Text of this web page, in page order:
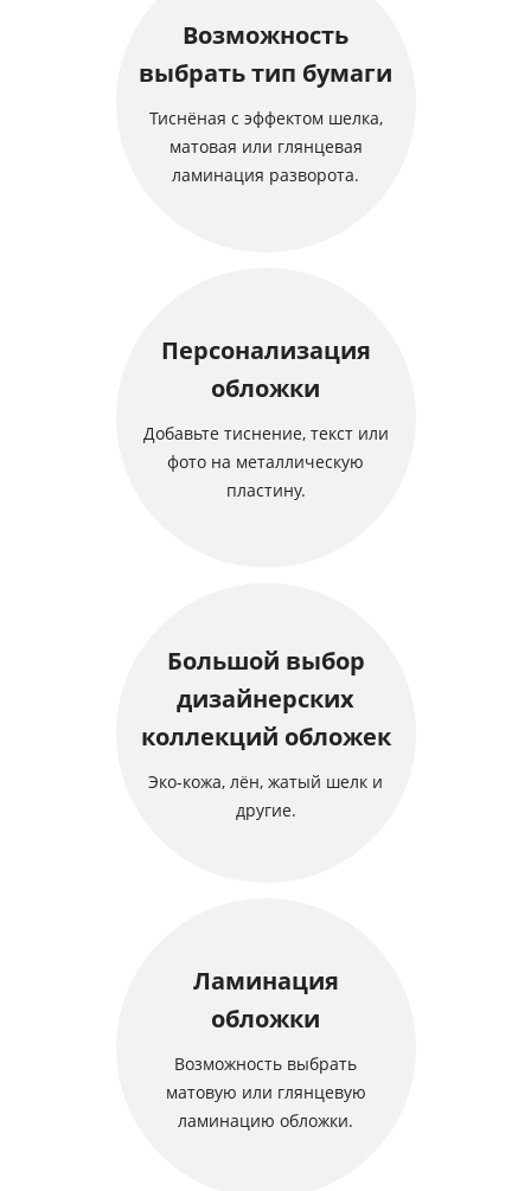
Возможность
выбрать тип бумаги
Тиснёная с эффектом шелка,
матовая или глянцевая
ламинация разворота.
Персонализация
обложки
Добавьте тиснение, текст или
фото на металлическую
пластину.
Большой выбор
дизайнерских
коллекций обложек
Эко-кожа, лён, жатый шелк и
другие.
Ламинация
обложки
Возможность выбрать
матовую или глянцевую
ламинацию обложки.